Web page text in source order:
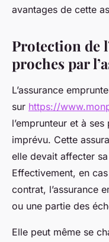
avantages de cette
Protection de
proches par
L’assurance
sur https://
l’emprunteur et à
imprévu. Cette
elle devait affecter
Effectivement, en
contrat, l’assurance
ou une partie des
Elle peut même se